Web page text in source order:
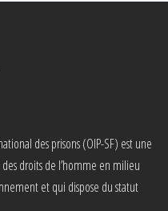
des prisons (OIP-SF) est une
droits de l’homme en milieu
et qui dispose du statut